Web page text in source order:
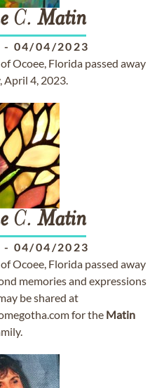
C. Matin
- 04/04/2023
of Ocoee, Florida passed away
April 4, 2023.
C. Matin
- 04/04/2023
of Ocoee, Florida passed away
memories and expressions
be shared at
for the Matin